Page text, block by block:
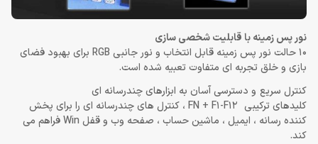
نور پس زمینه با قابلیت شخصی سازی
10 حالت نور پس زمینه قابل انتخاب و نور جانبی RGB برای بهبود فضای
بازی و خلق تجربه ای متفاوت تعبیه شده است.
کنترل سریع و دسترسی آسان به ابزارهای چندرسانه ای
کلیدهای ترکیبی FN + F1-F12 ، کنترل های چندرسانه ای را برای پخش
کننده رسانه ، ایمیل ، ماشین حساب ، صفحه وب و قفل Win فراهم می
کند.